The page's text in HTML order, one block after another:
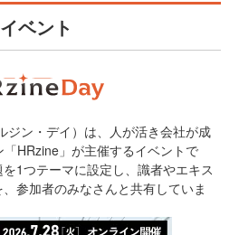
イベント
ジン・デイ）は、人が活き会社が成
HRzine」が主催するイベントで
1つテーマに設定し、識者やエキス
参加者のみなさんと共有していま